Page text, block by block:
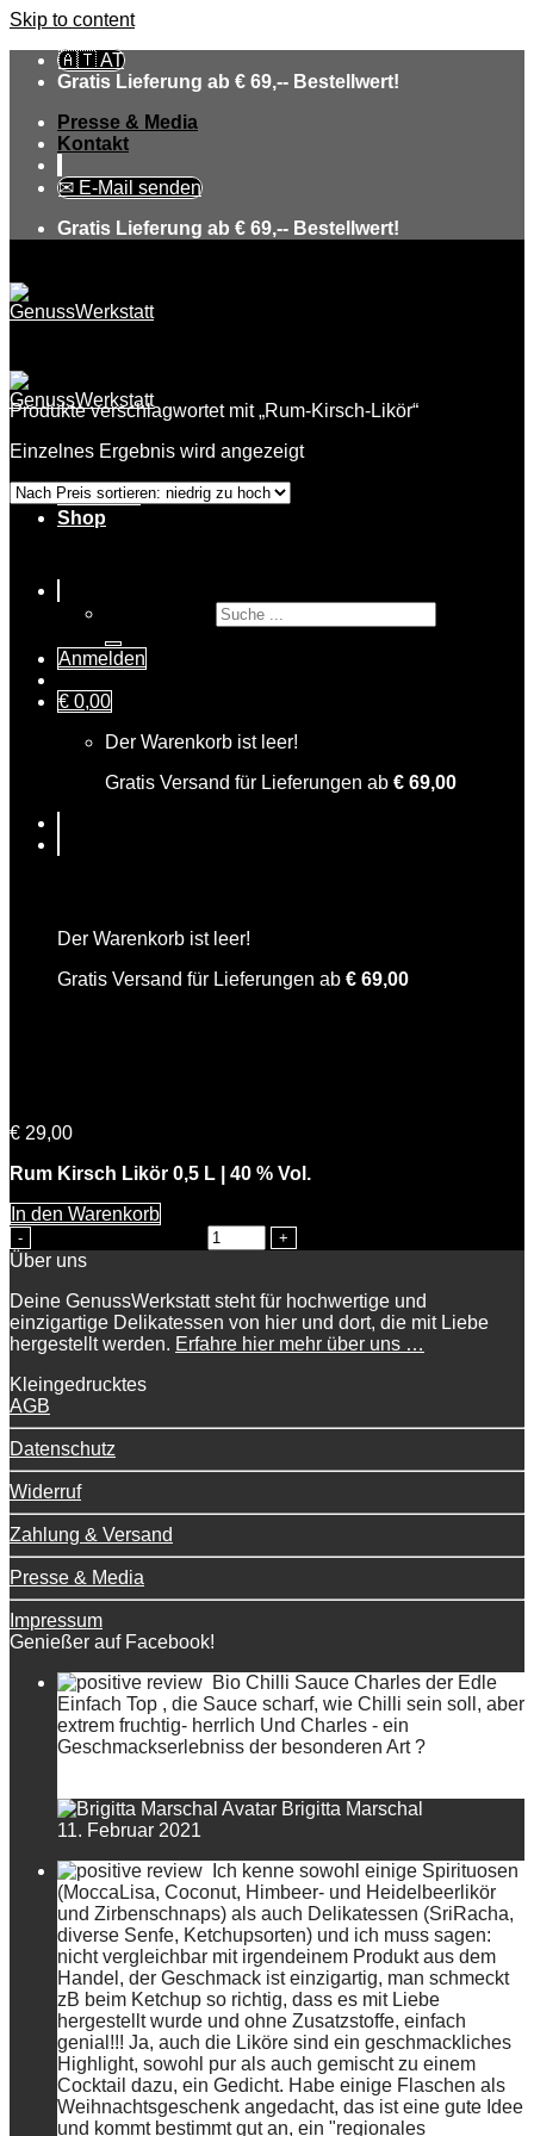
Skip to content
🇦🇹 AT
Gratis Lieferung ab € 69,-- Bestellwert!
Presse & Media
Kontakt
✉ E-Mail senden
Gratis Lieferung ab € 69,-- Bestellwert!
Über uns
Shop
Anmelden
€ 0,00
Der Warenkorb ist leer!
Gratis Versand für Lieferungen ab € 69,00
Der Warenkorb ist leer!
Gratis Versand für Lieferungen ab € 69,00
Produkte verschlagwortet mit „Rum-Kirsch-Likör“
Einzelnes Ergebnis wird angezeigt
€ 29,00
Rum Kirsch Likör 0,5 L | 40 % Vol.
In den Warenkorb
Über uns
Deine GenussWerkstatt steht für hochwertige und
einzigartige Delikatessen von hier und dort, die mit Liebe
hergestellt werden. Erfahre hier mehr über uns …
Kleingedrucktes
AGB
Datenschutz
Widerruf
Zahlung & Versand
Presse & Media
Impressum
Genießer auf Facebook!
Bio Chilli Sauce Charles der Edle
Einfach Top , die Sauce scharf, wie Chilli sein soll, aber
extrem fruchtig- herrlich Und Charles - ein
Geschmackserlebniss der besonderen Art ?
Brigitta Marschal
11. Februar 2021
Ich kenne sowohl einige Spirituosen
(MoccaLisa, Coconut, Himbeer- und Heidelbeerlikör
und Zirbenschnaps) als auch Delikatessen (SriRacha,
diverse Senfe, Ketchupsorten) und ich muss sagen:
nicht vergleichbar mit irgendeinem Produkt aus dem
Handel, der Geschmack ist einzigartig, man schmeckt
zB beim Ketchup so richtig, dass es mit Liebe
hergestellt wurde und ohne Zusatzstoffe, einfach
genial!!! Ja, auch die Liköre sind ein geschmackliches
Highlight, sowohl pur als auch gemischt zu einem
Cocktail dazu, ein Gedicht. Habe einige Flaschen als
Weihnachtsgeschenk angedacht, das ist eine gute Idee
und kommt bestimmt gut an, ein "regionales